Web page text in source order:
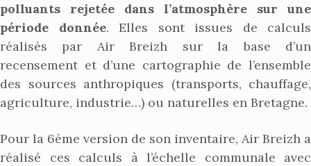
polluants rejetée dans l’atmosphère sur une
période donnée. Elles sont issues de calculs
réalisés par Air Breizh sur la base d’un
recensement et d’une cartographie de l’ensemble
des sources anthropiques (transports, chauffage,
agriculture, industrie…) ou naturelles en Bretagne.
Pour la 6ème version de son inventaire, Air Breizh a
réalisé ces calculs à l’échelle communale avec